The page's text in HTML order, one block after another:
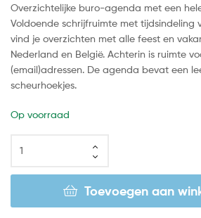
Overzichtelijke buro-agenda met een
Voldoende schrijfruimte met tijdsindeling
vind je overzichten met alle feest en
Nederland en België. Achterin is ruimte
(email)adressen. De agenda bevat een
scheurhoekjes.
Op voorraad
Toevoegen aan